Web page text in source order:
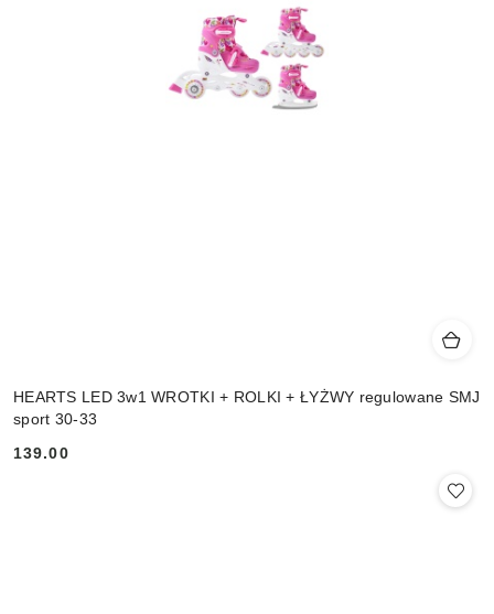
HEARTS LED 3w1 WROTKI + ROLKI + ŁYŻWY regulowane SMJ
sport 30-33
Cena:
139.00